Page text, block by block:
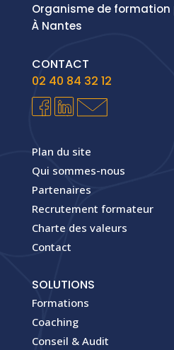
Organisme de formation
À Nantes
CONTACT
02 40 84 32 12
Plan du site
Qui sommes-nous
Partenaires
Recrutement formateur
Charte des valeurs
Contact
SOLUTIONS
Formations
Coaching
Conseil & Audit